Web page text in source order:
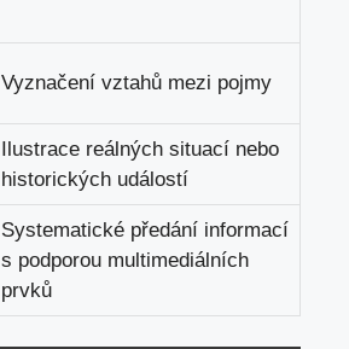
Vyznačení vztahů mezi pojmy
Ilustrace reálných situací nebo
historických událostí
Systematické předání informací
s podporou multimediálních
prvků